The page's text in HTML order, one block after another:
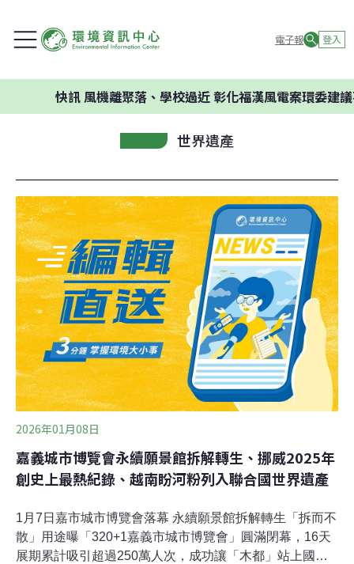
電子報 登入
風機離聚落、學校過近 彰化福漢風電案環委建議不應開發
世界遺產
2026年01月08日
嘉義城市博覽會永續願景館拆解轉生、挪威2025年
創史上最熱紀錄、越南盼河粉列入聯合國世界遺產
1月7日嘉市城市博覽會落幕 永續願景館拆解轉生「拆而不
散」用途曝「320+1嘉義市城市博覽會」圓滿閉幕，16天
展期累計吸引超過250萬人次，成功讓「木都」站上國際